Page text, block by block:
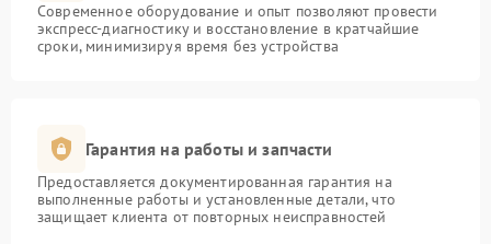
Современное оборудование и опыт позволяют провести
экспресс-диагностику и восстановление в кратчайшие
сроки, минимизируя время без устройства
Гарантия на работы и запчасти
Предоставляется документированная гарантия на
выполненные работы и установленные детали, что
защищает клиента от повторных неисправностей